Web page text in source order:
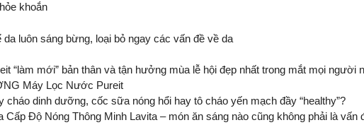
khoắn
luôn sáng bừng, loại bỏ ngay các vấn đề về da
“làm mới” bản thân và tận hưởng mùa lễ hội đẹp nhất trong mắt mọi người
Máy Lọc Nước Pureit​
dinh dưỡng, cốc sữa nóng hổi hay tô cháo yến mạch đầy “healthy”?​
Độ Nóng Thông Minh Lavita – món ăn sáng nào cũng không phải là vấn